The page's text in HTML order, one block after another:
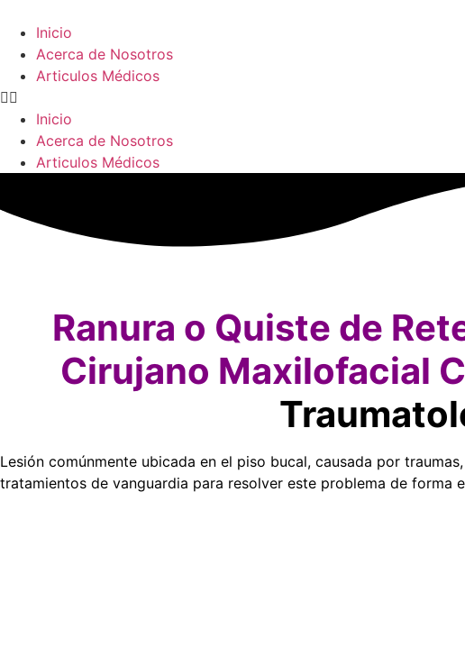
Inicio
Acerca de Nosotros
Articulos Médicos
Inicio
Acerca de Nosotros
Articulos Médicos
Ranura o Quiste de
Cirujano Maxilofacial
Lesión comúnmente ubicada en el piso bucal, causada por
tratamientos de vanguardia para resolver este problema de forma